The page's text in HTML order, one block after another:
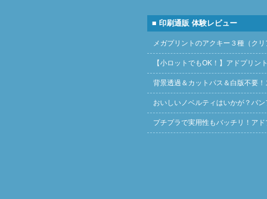
■ 印刷通販 体験レビュー
メガプリントのアクキー３種（ク
【小ロットでもOK！】アドプリン
背景透過＆カットパス＆白版不要
おいしいノベルティはいかが？バ
プチプラで実用性もバッチリ！ア